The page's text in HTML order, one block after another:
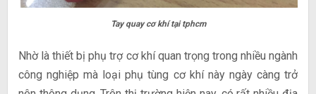
Tay quay cơ khí tại tphcm
Nhờ là thiết bị phụ trợ cơ khí quan trọng trong nhiều ngành
công nghiệp mà loại phụ tùng cơ khí này ngày càng trở